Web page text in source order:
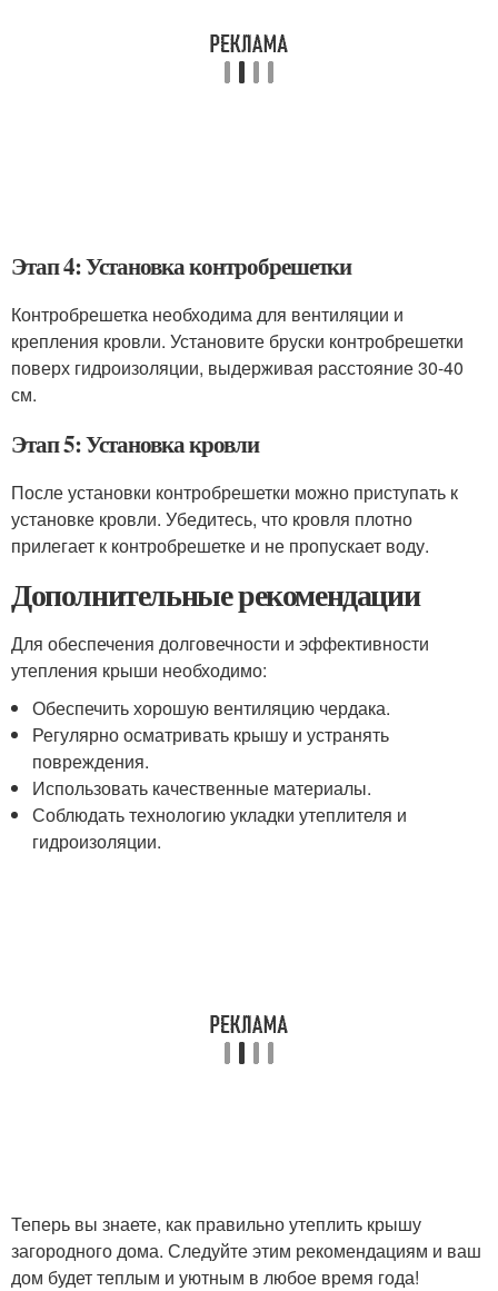
Этап 4: Установка контробрешетки
Контробрешетка необходима для вентиляции и
крепления кровли. Установите бруски контробрешетки
поверх гидроизоляции, выдерживая расстояние 30-40
см.
Этап 5: Установка кровли
После установки контробрешетки можно приступать к
установке кровли. Убедитесь, что кровля плотно
прилегает к контробрешетке и не пропускает воду.
Дополнительные рекомендации
Для обеспечения долговечности и эффективности
утепления крыши необходимо:
Обеспечить хорошую вентиляцию чердака.
Регулярно осматривать крышу и устранять
повреждения.
Использовать качественные материалы.
Соблюдать технологию укладки утеплителя и
гидроизоляции.
Теперь вы знаете, как правильно утеплить крышу
загородного дома. Следуйте этим рекомендациям и ваш
дом будет теплым и уютным в любое время года!